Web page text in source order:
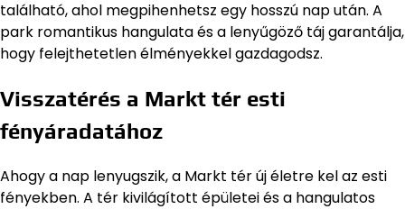
található, ahol megpihenhetsz egy hosszú nap után. A
park romantikus hangulata és a lenyűgöző táj garantálja,
hogy felejthetetlen élményekkel gazdagodsz.
Visszatérés a Markt tér esti
fényáradatához
Ahogy a nap lenyugszik, a Markt tér új életre kel az esti
fényekben. A tér kivilágított épületei és a hangulatos